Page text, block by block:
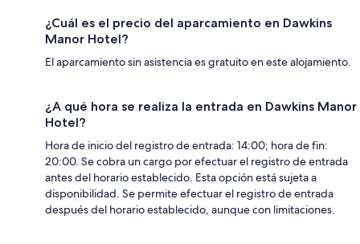
¿Cuál es el precio del aparcamiento en Dawkins
Manor Hotel?
El aparcamiento sin asistencia es gratuito en este alojamiento.
¿A qué hora se realiza la entrada en Dawkins Manor
Hotel?
Hora de inicio del registro de entrada: 14:00; hora de fin:
20:00. Se cobra un cargo por efectuar el registro de entrada
antes del horario establecido. Esta opción está sujeta a
disponibilidad. Se permite efectuar el registro de entrada
después del horario establecido, aunque con limitaciones.